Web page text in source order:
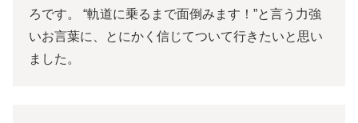
ろです。 “軌道に乗るまで面倒みます！”と言う力強
いお言葉に、とにかく信じてついて行きたいと思い
ました。